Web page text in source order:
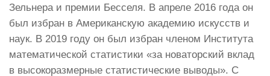
Зельнера и премии Бесселя. В апреле 2016 года он
был избран в Американскую академию искусств и
наук. В 2019 году он был избран членом Института
математической статистики «за новаторский вклад
в высокоразмерные статистические выводы». С